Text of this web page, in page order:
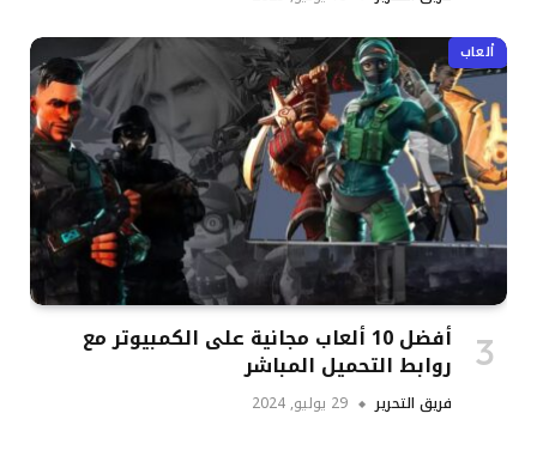
ألعاب
أفضل 10 ألعاب مجانية على الكمبيوتر مع
روابط التحميل المباشر
فريق التحرير 29 يوليو, 2024